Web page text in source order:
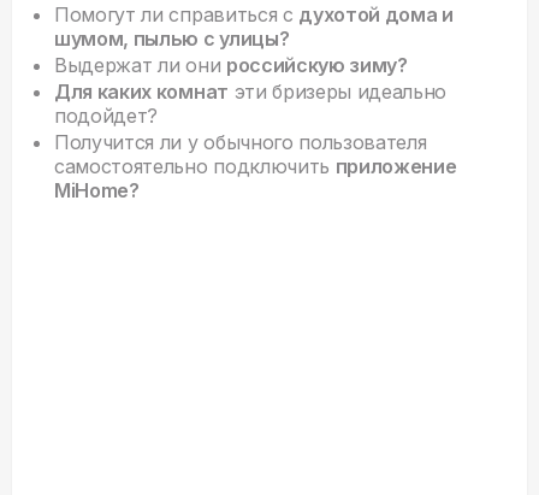
Помогут ли справиться с духотой дома и
шумом, пылью с улицы?
Выдержат ли они российскую зиму?
Для каких комнат эти бризеры идеально
подойдет?
Получится ли у обычного пользователя
самостоятельно подключить приложение
MiHome?